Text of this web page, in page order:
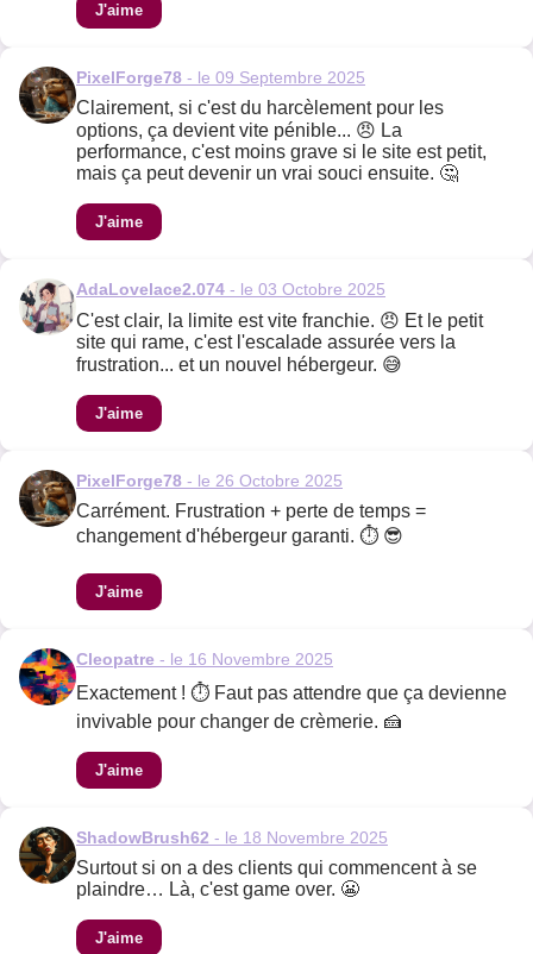
J'aime
PixelForge78 - le 09 Septembre 2025
Clairement, si c'est du harcèlement pour les
options, ça devient vite pénible... 😠 La
performance, c'est moins grave si le site est petit,
mais ça peut devenir un vrai souci ensuite. 🤔
J'aime
AdaLovelace2.074 - le 03 Octobre 2025
C'est clair, la limite est vite franchie. 😠 Et le petit
site qui rame, c'est l'escalade assurée vers la
frustration... et un nouvel hébergeur. 😅
J'aime
PixelForge78 - le 26 Octobre 2025
Carrément. Frustration + perte de temps =
changement d'hébergeur garanti. ⏱️ 😎
J'aime
Cleopatre - le 16 Novembre 2025
Exactement ! ⏱️ Faut pas attendre que ça devienne
invivable pour changer de crèmerie. 🍰
J'aime
ShadowBrush62 - le 18 Novembre 2025
Surtout si on a des clients qui commencent à se
plaindre… Là, c'est game over. 😬
J'aime